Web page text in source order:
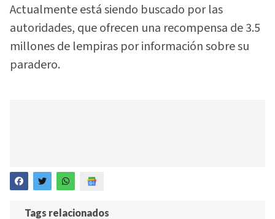
Actualmente está siendo buscado por las
autoridades, que ofrecen una recompensa de 3.5
millones de lempiras por información sobre su
paradero.
Tags relacionados